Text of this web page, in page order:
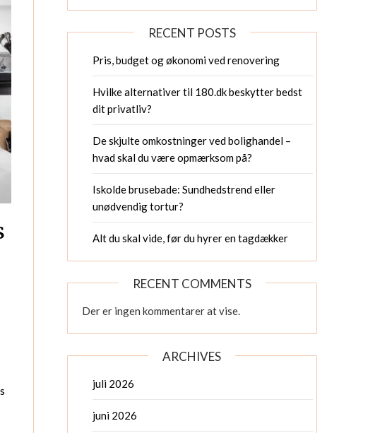
RECENT POSTS
Pris, budget og økonomi ved renovering
Hvilke alternativer til 180.dk beskytter bedst
dit privatliv?
De skjulte omkostninger ved bolighandel –
hvad skal du være opmærksom på?
Iskolde brusebade: Sundhedstrend eller
unødvendig tortur?
Alt du skal vide, før du hyrer en tagdækker
RECENT COMMENTS
Der er ingen kommentarer at vise.
ARCHIVES
juli 2026
juni 2026